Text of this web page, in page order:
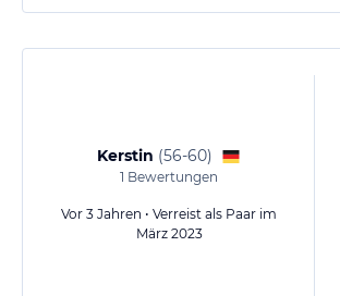
Kerstin (56-60)
1 Bewertungen
Vor 3 Jahren • Verreist als Paar im
März 2023